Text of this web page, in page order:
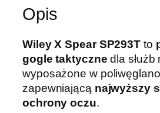
l
t
a
k
t
y
Opis
Wiley X Spear SP293T to
gogle taktyczne dla służb
wyposażone w
zapewniającą najwyższy
ochrony oczu.